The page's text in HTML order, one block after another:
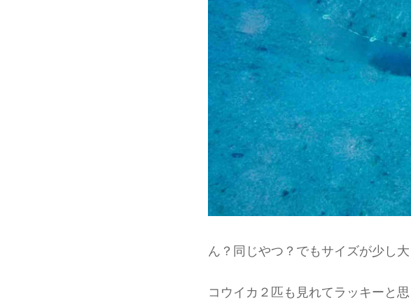
ん？同じやつ？でもサイズが少し
コウイカ２匹も見れてラッキーと